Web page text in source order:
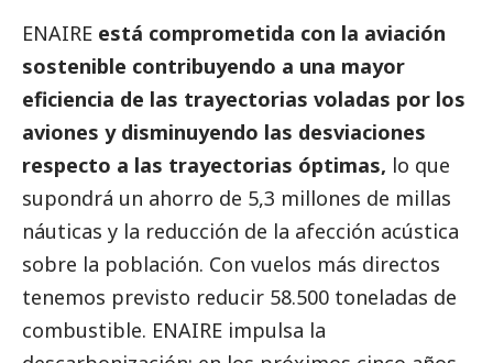
ENAIRE está comprometida con la aviación
sostenible contribuyendo a una mayor
eficiencia de las trayectorias voladas por los
aviones y disminuyendo las desviaciones
respecto a las trayectorias óptimas, lo que
supondrá un ahorro de 5,3 millones de millas
náuticas y la reducción de la afección acústica
sobre la población. Con vuelos más directos
tenemos previsto reducir 58.500 toneladas de
combustible. ENAIRE impulsa la